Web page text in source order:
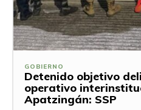
GOBIERNO
Detenido objetivo
operativo
Apatzingán: SSP